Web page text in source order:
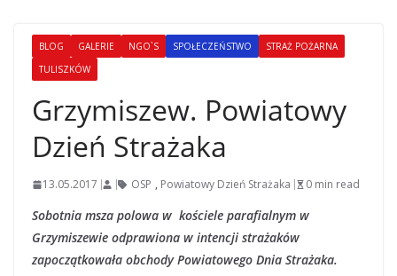
BLOG GALERIE NGO`S SPOŁECZEŃSTWO
STRAŻ POŻARNA
TULISZKÓW
Grzymiszew. Powiatowy
Dzień Strażaka
13.05.2017 OSP , Powiatowy Dzień Strażaka 0 min read
Sobotnia msza polowa w kościele parafialnym w
Grzymiszewie odprawiona w intencji strażaków
zapoczątkowała obchody Powiatowego Dnia Strażaka.